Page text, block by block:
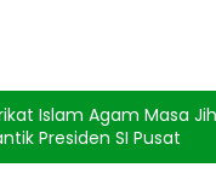
Islam Agam Masa
Presiden SI Pusat